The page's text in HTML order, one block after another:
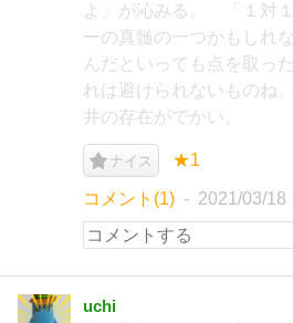
よ」が沁みる。 「１対
ーの真髄の一つかもしれ
んだといっても点を取っ
れは避けられないものね
井の存在がでかい。
ナイス ★1
コメント(1) 2021/03/18
uchi